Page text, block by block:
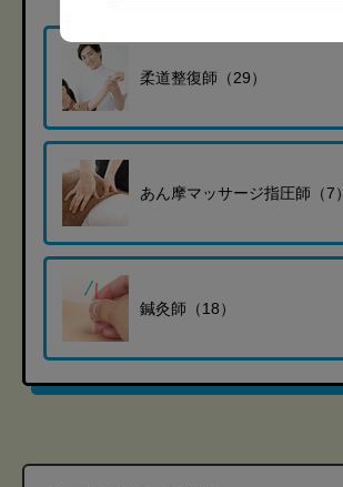
柔道整復師（29）
あん摩マッサージ指圧師（7）
鍼灸師（18）